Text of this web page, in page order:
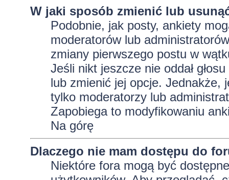
W jaki sposób zmienić lub
Podobnie, jak posty, ankiety
moderatorów lub
zmiany pierwszego postu w
Jeśli nikt jeszcze nie oddał
lub zmienić jej opcje. Jednakże,
tylko moderatorzy lub
Zapobiega to modyfikowaniu
Na górę
Dlaczego nie mam dostępu do
Niektóre fora mogą być